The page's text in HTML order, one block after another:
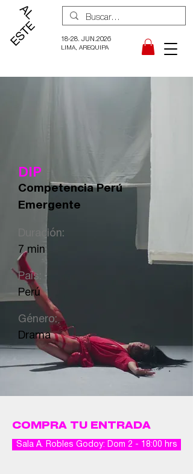
18-28. JUN.2026
LIMA, AREQUIPA
DIP
Competencia Perú
Emergente
Duración:
7 min
País:
Perú
Género:
Drama
COMPRA TU ENTRADA
Sala A. Robles Godoy: Dom 2 - 18:00 hrs